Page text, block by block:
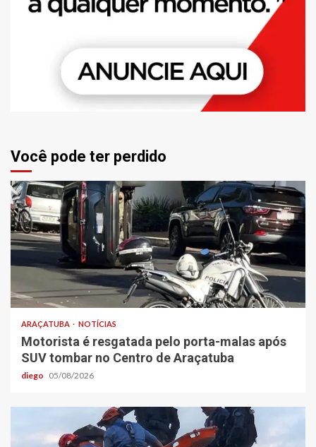
Você pode ter perdido
ARAÇATUBA NOTÍCIAS
Motorista é resgatada pelo porta-malas após
SUV tombar no Centro de Araçatuba
diego 05/08/2026